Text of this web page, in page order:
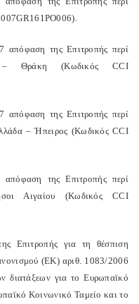
της Επιτροπής περί
– Θράκη (Κωδικός CCI
της Επιτροπής περί
– Ήπειρος (Κωδικός CCI
της Επιτροπής περί
Αιγαίου (Κωδικός CCI
Επιτροπής για τη θέσπιση
(ΕΚ) αριθ. 1083/2006
διατάξεων για το Ευρωπαϊκό
Κοινωνικό Ταμείο και το